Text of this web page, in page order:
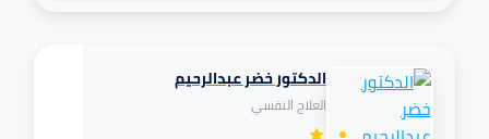
الدكتور خضر عبدالرحيم
العلاج النفسي